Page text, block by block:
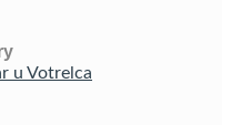
u Votrelca